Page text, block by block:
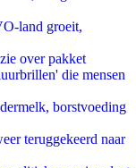
land groeit,
over pakket
die mensen
borstvoeding
teruggekeerd naar